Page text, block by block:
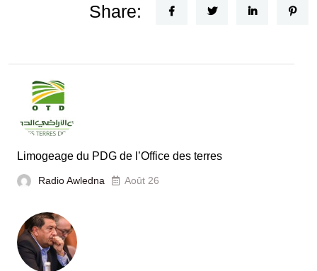
Share:
Limogeage du PDG de l’Office des terres
Radio Awledna Août 26